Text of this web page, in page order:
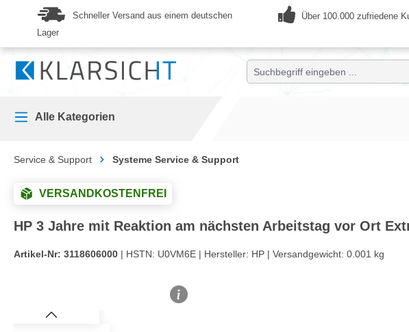
Zur Hauptnavigation springen
Schneller Versand aus einem deutschen
Lager
Über 100.000 zufriedene
Alle Kategorien
Service & Support Systeme Service & Support
VERSANDKOSTENFREI
HP 3 Jahre mit Reaktion am nächsten Arbeitstag vor Ort
Artikel-Nr: 3118606000 | HSTN: U0VM6E | Hersteller: HP | Versandgewicht: 0.001 kg
Bildergalerie überspringen